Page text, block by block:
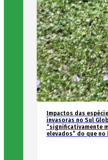
Impactos das
invasoras no Sul
“significativamente
elevados” do que no